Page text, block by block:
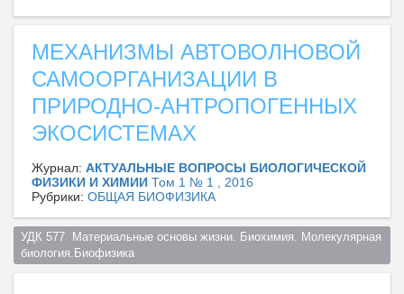
МЕХАНИЗМЫ АВТОВОЛНОВОЙ
САМООРГАНИЗАЦИИ В
ПРИРОДНО-АНТРОПОГЕННЫХ
ЭКОСИСТЕМАХ
Журнал: АКТУАЛЬНЫЕ ВОПРОСЫ БИОЛОГИЧЕСКОЙ
ФИЗИКИ И ХИМИИ Том 1 № 1 , 2016
Рубрики: ОБЩАЯ БИОФИЗИКА
УДК 577  Материальные основы жизни. Биохимия. Молекулярная
биология.Биофизика